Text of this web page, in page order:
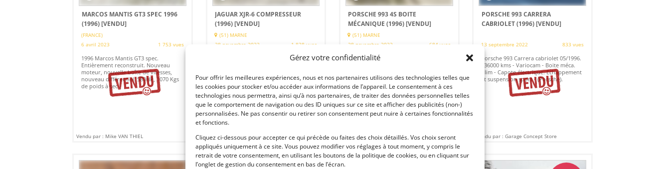
Gérez votre confidentialité
Pour offrir les meilleures expériences, nous et nos partenaires utilisons des technologies telles que
les cookies pour stocker et/ou accéder aux informations de l’appareil. Le consentement à ces
technologies nous permettra, ainsi qu’à nos partenaires, de traiter des données personnelles telles
que le comportement de navigation ou des ID uniques sur ce site et afficher des publicités (non-)
personnalisées. Ne pas consentir ou retirer son consentement peut nuire à certaines fonctionnalités
et fonctions.
Cliquez ci-dessous pour accepter ce qui précède ou faites des choix détaillés. Vos choix seront
appliqués uniquement à ce site. Vous pouvez modifier vos réglages à tout moment, y compris le
retrait de votre consentement, en utilisant les boutons de la politique de cookies, ou en cliquant sur
l’onglet de gestion du consentement en bas de l’écran.
MARCOS MANTIS GT3 SPEC 1996
(1996)[VENDU]
(FRANCE)
6 avril 2023
1 753 vues
1996 Marcos Mantis GT3 spec.
Entièrement reconstruit. Nouveau
moteur, nouvelle boîte de vitesses,
nouveau différentiel. 580HP, 1070 Kgs
de poids à sec
Vendu par : Mike VAN THIEL
JAGUAR XJR-6 COMPRESSEUR
(1996)[VENDU]
(51) MARNE
28 novembre 2022
1 838 vues
Vends Jaguar XJR-6 de 1996. Deuxième
Vendu par : Franco LEMBO
PORSCHE 993 4S BOITE
MÉCANIQUE (1996)[VENDU]
(51) MARNE
28 novembre 2022
684 vues
Vends Porsche 993 4S de 1996,
complet. Sera livrée révisée, rête à
prendre la route.
Vendu par : Franco LEMBO
PORSCHE 993 CARRERA
CABRIOLET (1996)[VENDU]
13 septembre 2022 833 vues
Porsche 993 Carrera cabriolet 05/1996.
136000 kms - Variocam - Boite méca.
Clim - Capote électrique. Echappement
et suspension sport - (Porsche).
Vendu par : Garage Concept Store